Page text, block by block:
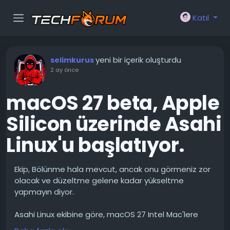
Katıl
selimkurusyeni bir içerik oluşturdu
2 ay önce
macOS 27 beta, Apple
Silicon üzerinde Asahi
Linux'u başlatıyor.
Ekip, Bölünme hala mevcut, ancak onu görmeniz zor
olacak ve düzeltme gelene kadar yükseltme
yapmayın diyor.
Asahi Linux ekibine göre, macOS 27 Intel Mac'lere
darbe vurmuş olabilir, ancak Apple Silicon üzerindeki